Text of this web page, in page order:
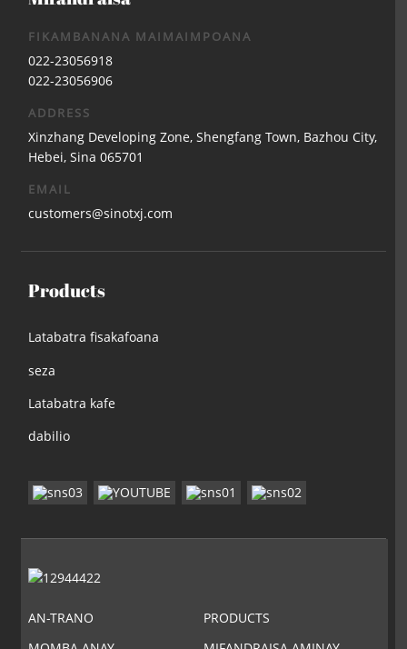
FIKAMBANANA MAIMAIMPOANA
022-23056918
022-23056906
ADDRESS
Xinzhang Developing Zone, Shengfang Town, Bazhou City,
Hebei, Sina 065701
EMAIL
customers@sinotxj.com
Products
Latabatra fisakafoana
seza
Latabatra kafe
dabilio
AN-TRANO
PRODUCTS